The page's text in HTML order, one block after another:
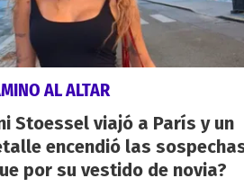
AL ALTAR
Stoessel viajó a París y un
encendió las
por su vestido de novia?